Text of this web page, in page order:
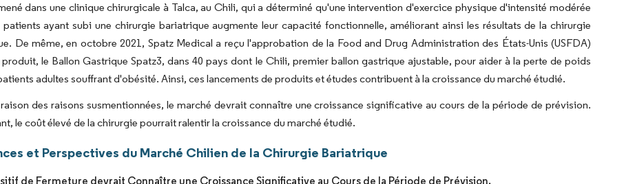
dans une clinique chirurgicale à Talca, au Chili, qui a déterminé qu'une intervention d'exercice physique d'intensité modérée
patients ayant subi une chirurgie bariatrique augmente leur capacité fonctionnelle, améliorant ainsi les résultats de la chirurgie
De même, en octobre 2021, Spatz Medical a reçu l'approbation de la Food and Drug Administration des États-Unis (USFDA)
le Ballon Gastrique Spatz3, dans 40 pays dont le Chili, premier ballon gastrique ajustable, pour aider à la perte de poids
adultes souffrant d'obésité. Ainsi, ces lancements de produits et études contribuent à la croissance du marché étudié.
des raisons susmentionnées, le marché devrait connaître une croissance significative au cours de la période de prévision.
le coût élevé de la chirurgie pourrait ralentir la croissance du marché étudié.
et Perspectives du Marché Chilien de la Chirurgie Bariatrique
de Fermeture devrait Connaître une Croissance Significative au Cours de la Période de Prévision.